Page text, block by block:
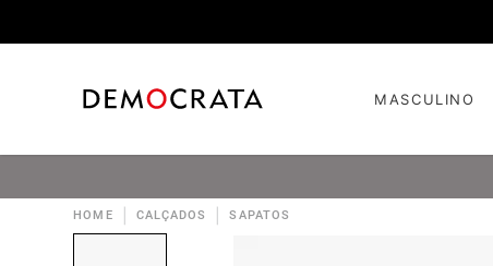
MASCULINO
HOME CALÇADOS SAPATOS